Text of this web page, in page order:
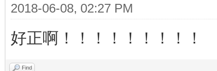
2018-06-08, 02:27 PM
好正啊！！！！！！！！！
Find